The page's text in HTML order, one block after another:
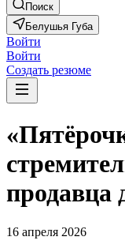
Поиск
Белушья Губа
Войти
Войти
Создать резюме
продавца
16 апреля 2026